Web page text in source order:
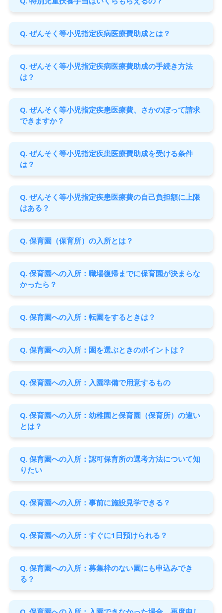
Q. ぜんそく等小児指定疾病医療費助成とは？
Q. ぜんそく等小児指定疾病医療費助成の手続き方法
は？
Q. ぜんそく等小児指定疾患医療費、さかのぼって請求
できますか？
Q. ぜんそく等小児指定疾患医療費助成を受ける条件
は？
Q. ぜんそく等小児指定疾患医療費の自己負担額に上限
はある？
Q. 保育園（保育所）の入所とは？
Q. 保育園への入所：職場復帰までに保育園が決まらな
かったら？
Q. 保育園への入所：転園をするときは？
Q. 保育園への入所：園を選ぶときのポイントは？
Q. 保育園への入所：入園準備で用意するもの
Q. 保育園への入所：幼稚園と保育園（保育所）の違い
とは？
Q. 保育園への入所：認可保育所の選考方法について知
りたい
Q. 保育園への入所：事前に施設見学できる？
Q. 保育園への入所：すぐに1日預けられる？
Q. 保育園への入所：募集枠のない園にも申込みでき
る？